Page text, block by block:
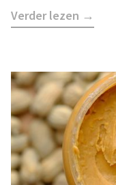
Verder lezen →